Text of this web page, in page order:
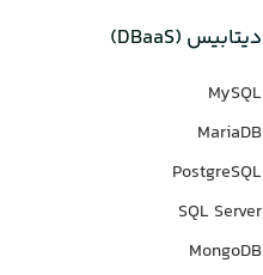
دیتابیس‌ (DBaaS)
MySQL
MariaDB
PostgreSQL
SQL Server
MongoDB